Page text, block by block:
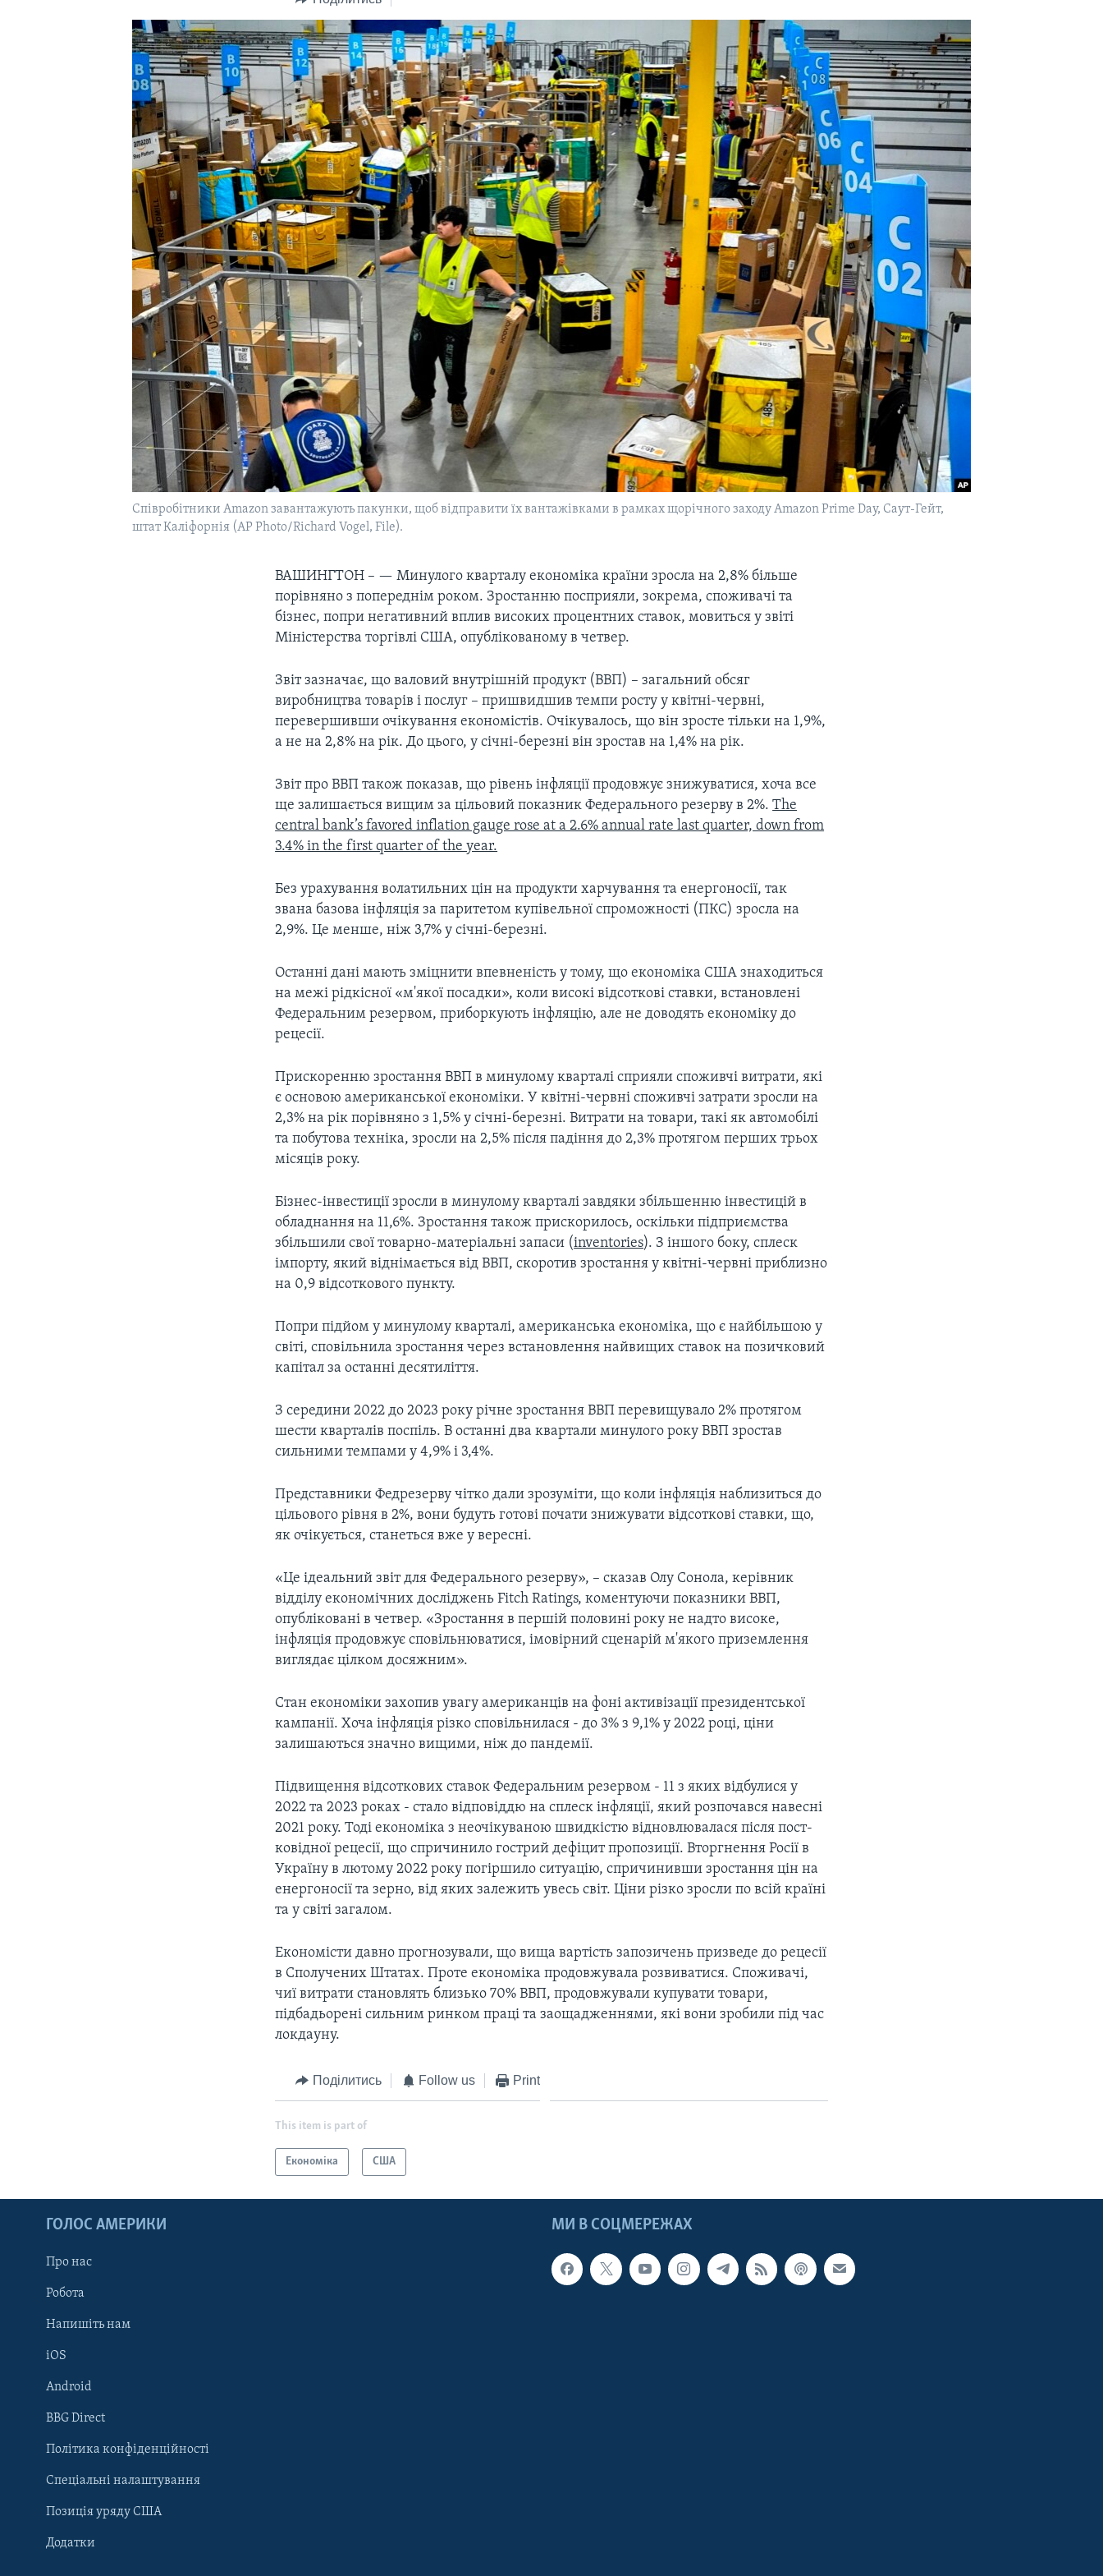
ІСТОРІЇ УСПІХУ УКРАЇНЦІВ
БРИФІНГ ГОЛОСУ АМЕРИКИ
СТУДІЯ ВАШИНГТОН
ПОГЛЯД З ВАШИНГТОНА
Learning English
МИ В СОЦМЕРЕЖАХ
Співробітники Amazon завантажують пакунки, щоб відправити їх вантажівками в рамках щорічного заходу Amazon Prime Day, Саут-Гейт,
штат Каліфорнія (AP Photo/Richard Vogel, File).
ВАШИНГТОН – —Минулого кварталу економіка країни зросла на 2,8% більше
порівняно з попереднім роком. Зростанню посприяли, зокрема, споживачі та
бізнес, попри негативний вплив високих процентних ставок, мовиться у звіті
Міністерства торгівлі США, опублікованому в четвер.
Звіт зазначає, що валовий внутрішній продукт (ВВП) – загальний обсяг
виробництва товарів і послуг – пришвидшив темпи росту у квітні-червні,
перевершивши очікування економістів. Очікувалось, що він зросте тільки на 1,9%,
а не на 2,8% на рік. До цього, у січні-березні він зростав на 1,4% на рік.
Звіт про ВВП також показав, що рівень інфляції продовжує знижуватися, хоча все
ще залишається вищим за цільовий показник Федерального резерву в 2%.The
central bank’s favored inflation gauge rose at a 2.6% annual rate last quarter, down from
3.4% in the first quarter of the year.
Без урахування волатильних цін на продукти харчування та енергоносії, так
звана базова інфляція за паритетом купівельної спроможності (ПКС) зросла на
2,9%. Це менше, ніж 3,7% у січні-березні.
Останні дані мають зміцнити впевненість у тому, що економіка США знаходиться
на межі рідкісної «м'якої посадки», коли високі відсоткові ставки, встановлені
Федеральним резервом, приборкують інфляцію, але не доводять економіку до
рецесії.
Прискоренню зростання ВВП в минулому кварталі сприяли споживчі витрати, які
є основою американської економіки. У квітні-червні споживчі затрати зросли на
2,3% на рік порівняно з 1,5% у січні-березні. Витрати на товари, такі як автомобілі
та побутова техніка, зросли на 2,5% після падіння до 2,3% протягом перших трьох
місяців року.
Бізнес-інвестиції зросли в минулому кварталі завдяки збільшенню інвестицій в
обладнання на 11,6%. Зростання також прискорилось, оскільки підприємства
збільшили свої товарно-матеріальні запаси (inventories). З іншого боку, сплеск
імпорту, який віднімається від ВВП, скоротив зростання у квітні-червні приблизно
на 0,9 відсоткового пункту.
Попри підйом у минулому кварталі, американська економіка, що є найбільшою у
світі, сповільнила зростання через встановлення найвищих ставок на позичковий
капітал за останні десятиліття.
З середини 2022 до 2023 року річне зростання ВВП перевищувало 2% протягом
шести кварталів поспіль. В останні два квартали минулого року ВВП зростав
сильними темпами у 4,9% і 3,4%.
Представники Федрезерву чітко дали зрозуміти, що коли інфляція наблизиться до
цільового рівня в 2%, вони будуть готові почати знижувати відсоткові ставки, що,
як очікується, станеться вже у вересні.
«Це ідеальний звіт для Федерального резерву», – сказав Олу Сонола, керівник
відділу економічних досліджень Fitch Ratings, коментуючи показники ВВП,
опубліковані в четвер. «Зростання в першій половині року не надто високе,
інфляція продовжує сповільнюватися, імовірний сценарій м'якого приземлення
виглядає цілком досяжним».
Стан економіки захопив увагу американців на фоні активізації президентської
кампанії. Хоча інфляція різко сповільнилася - до 3% з 9,1% у 2022 році, ціни
залишаються значно вищими, ніж до пандемії.
Підвищення відсоткових ставок Федеральним резервом - 11 з яких відбулися у
2022 та 2023 роках - стало відповіддю на сплеск інфляції, який розпочався навесні
2021 року. Тоді економіка з неочікуваною швидкістю відновлювалася після пост-
ковідної рецесії, що спричинило гострий дефіцит пропозиції. Вторгнення Росії в
Україну в лютому 2022 року погіршило ситуацію, спричинивши зростання цін на
енергоносії та зерно, від яких залежить увесь світ. Ціни різко зросли по всій країні
та у світі загалом.
Економісти давно прогнозували, що вища вартість запозичень призведе до рецесії
в Сполучених Штатах. Проте економіка продовжувала розвиватися. Споживачі,
чиї витрати становлять близько 70% ВВП, продовжували купувати товари,
підбадьорені сильним ринком праці та заощадженнями, які вони зробили під час
локдауну.
Поділитись Follow us Print
This item is part of
Економіка США
МИ В СОЦМЕРЕЖАХ
ГОЛОС АМЕРИКИ
Про нас
Робота
Напишіть нам
iOS
Android
BBG Direct
Політика конфіденційності
Спеціальні налаштування
Позиція уряду США
Додатки